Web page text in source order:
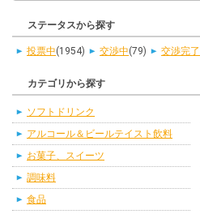
ステータスから探す
投票中(1954) 交渉中(79) 交渉完了
カテゴリから探す
ソフトドリンク
アルコール＆ビールテイスト飲料
お菓子、スイーツ
調味料
食品